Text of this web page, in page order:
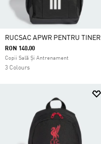
RUCSAC APWR PENTRU TINERI
RON 140.00
Copii Sală Și Antrenament
3 Colours